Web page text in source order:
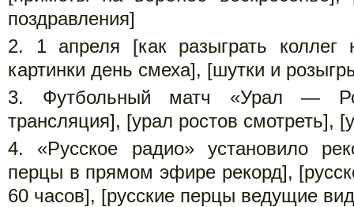
поздравления]
1 апреля [как разыграть
картинки день смеха], [шутки и
Футбольный матч «Урал —
трансляция], [урал ростов смотреть],
«Русское радио» установило
перцы в прямом эфире рекорд],
60 часов], [русские перцы ведущие